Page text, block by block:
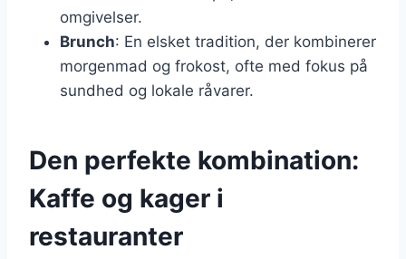
omgivelser.
Brunch: En elsket tradition, der kombinerer
morgenmad og frokost, ofte med fokus på
sundhed og lokale råvarer.
Den perfekte kombination:
Kaffe og kager i
restauranter